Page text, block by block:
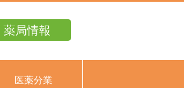
薬局情報
医薬分業